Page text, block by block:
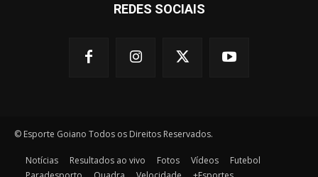
REDES SOCIAIS
© Esporte Goiano Todos os Direitos Reservados.
Notícias Resultados ao vivo Fotos Vídeos
Futebol